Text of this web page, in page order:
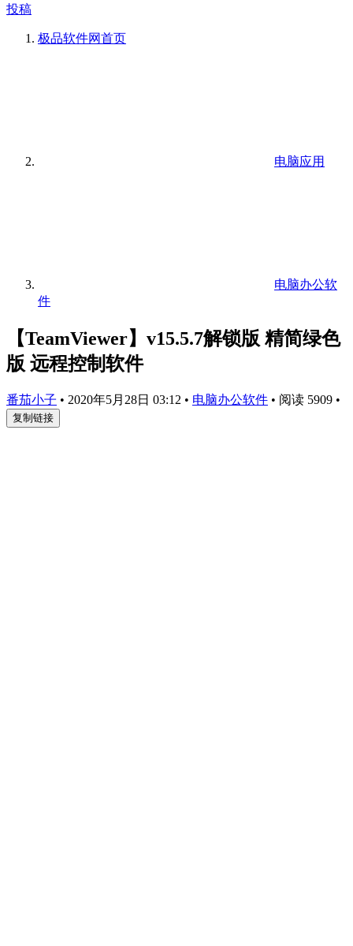
投稿
极品软件网首页
电脑应用
电脑办公软
件
【TeamViewer】v15.5.7解锁版 精简绿色
版 远程控制软件
番茄小子 • 2020年5月28日 03:12 • 电脑办公软件 • 阅读 5909 •
复制链接